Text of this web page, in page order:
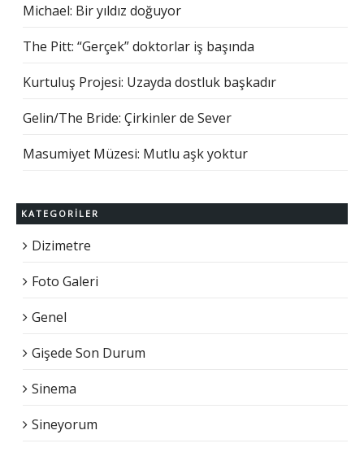
Michael: Bir yıldız doğuyor
The Pitt: “Gerçek” doktorlar iş başında
Kurtuluş Projesi: Uzayda dostluk başkadır
Gelin/The Bride: Çirkinler de Sever
Masumiyet Müzesi: Mutlu aşk yoktur
KATEGORILER
Dizimetre
Foto Galeri
Genel
Gişede Son Durum
Sinema
Sineyorum